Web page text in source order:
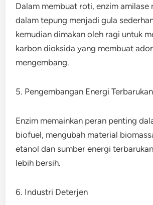
Dalam membuat roti, enzim amilase
dalam tepung menjadi gula
kemudian dimakan oleh ragi untuk
karbon dioksida yang membuat
mengembang.
5. Pengembangan Energi Terbarukan
Enzim memainkan peran penting
biofuel, mengubah material
etanol dan sumber energi
lebih bersih.
6. Industri Deterjen